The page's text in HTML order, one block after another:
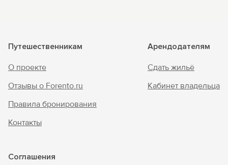
Путешественникам
О проекте
Отзывы о Forento.ru
Правила бронирования
Контакты
Арендодателям
Сдать жильё
Кабинет владельца
Соглашения